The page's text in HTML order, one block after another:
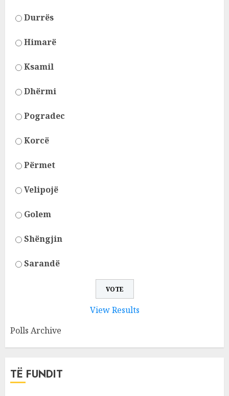
Durrës
Himarë
Ksamil
Dhërmi
Pogradec
Korcë
Përmet
Velipojë
Golem
Shëngjin
Sarandë
View Results
Polls Archive
TË FUNDIT